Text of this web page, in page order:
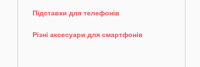
Підставки для телефонів
Різні аксесуари для смартфонів